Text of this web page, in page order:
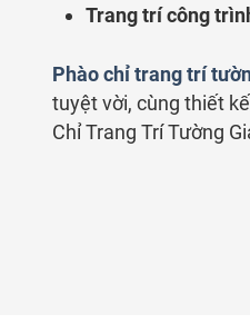
Trang trí công
Phào chỉ trang trí
tuyệt vời, cùng thiết
Chỉ Trang Trí Tường